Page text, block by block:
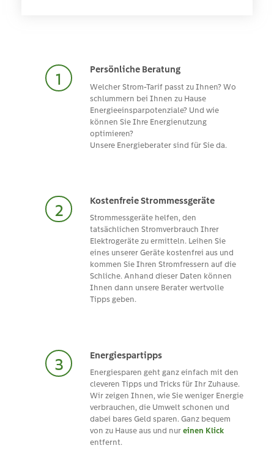
Persönliche Beratung
Welcher Strom-Tarif passt zu Ihnen? Wo
schlummern bei Ihnen zu Hause
Energieeinsparpotenziale? Und wie
können Sie Ihre Energienutzung
optimieren?
Unsere Energieberater sind für Sie da.
Kostenfreie Strommessgeräte
Strommessgeräte helfen, den
tatsächlichen Stromverbrauch Ihrer
Elektrogeräte zu ermitteln. Leihen Sie
eines unserer Geräte kostenfrei aus und
kommen Sie Ihren Stromfressern auf die
Schliche. Anhand dieser Daten können
Ihnen dann unsere Berater wertvolle
Tipps geben.
Energiespartipps
Energiesparen geht ganz einfach mit den
cleveren Tipps und Tricks für Ihr Zuhause.
Wir zeigen Ihnen, wie Sie weniger Energie
verbrauchen, die Umwelt schonen und
dabei bares Geld sparen. Ganz bequem
von zu Hause aus und nureinen Klick
entfernt.